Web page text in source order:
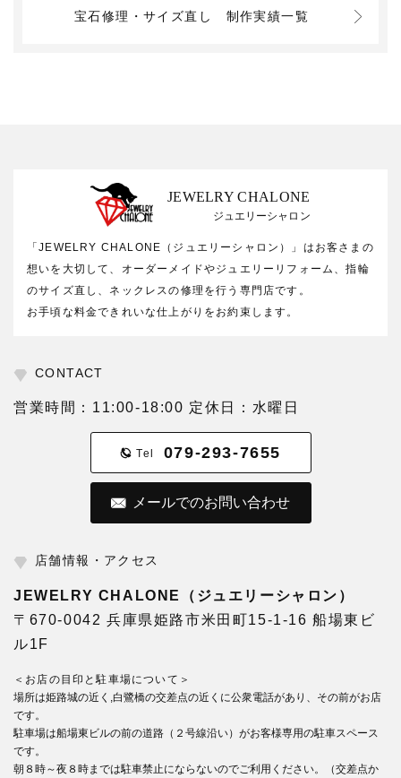
宝石修理・サイズ直し 制作実績一覧
JEWELRY CHALONE
ジュエリーシャロン
「JEWELRY CHALONE（ジュエリーシャロン）」はお客さまの
想いを大切して、オーダーメイドやジュエリーリフォーム、指輪
のサイズ直し、ネックレスの修理を行う専門店です。
お手頃な料金できれいな仕上がりをお約束します。
CONTACT
営業時間：11:00-18:00 定休日：水曜日
Tel 079-293-7655
メールでのお問い合わせ
店舗情報・アクセス
JEWELRY CHALONE（ジュエリーシャロン）
〒670-0042 兵庫県姫路市米田町15-1-16 船場東ビ
ル1F
＜お店の目印と駐車場について＞
場所は姫路城の近く,白鷺橋の交差点の近くに公衆電話があり、その前がお店
です。
駐車場は船場東ビルの前の道路（２号線沿い）がお客様専用の駐車スペース
です。
朝８時～夜８時までは駐車禁止にならないのでご利用ください。（交差点か